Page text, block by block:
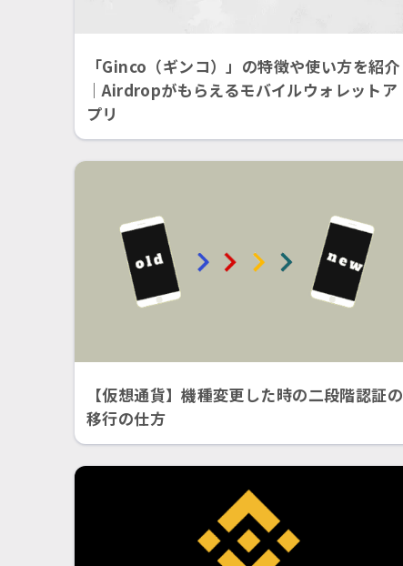
「Ginco（ギンコ）」の特徴や使い方を紹介
｜Airdropがもらえるモバイルウォレットア
プリ
【仮想通貨】機種変更した時の二段階認証の
移行の仕方